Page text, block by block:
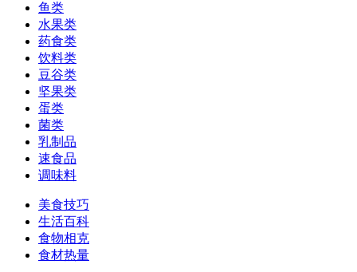
鱼类
水果类
药食类
饮料类
豆谷类
坚果类
蛋类
菌类
乳制品
速食品
调味料
美食技巧
生活百科
食物相克
食材热量